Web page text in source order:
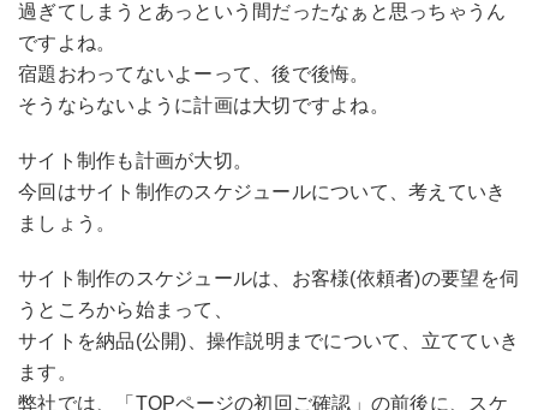
過ぎてしまうとあっという間だったなぁと思っちゃうん
ですよね。
宿題おわってないよーって、後で後悔。
そうならないように計画は大切ですよね。
サイト制作も計画が大切。
今回はサイト制作のスケジュールについて、考えていき
ましょう。
サイト制作のスケジュールは、お客様(依頼者)の要望を伺
うところから始まって、
サイトを納品(公開)、操作説明までについて、立てていき
ます。
弊社では、「TOPページの初回ご確認」の前後に、スケ